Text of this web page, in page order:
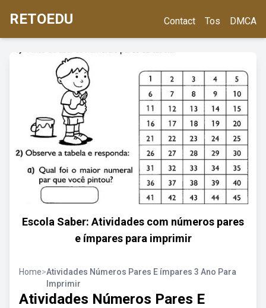
RETOEDU Contact Tos DMCA
Escola Saber: Atividades com números pares
e ímpares para imprimir
Home>Atividades Números Pares E ímpares 3 Ano Para
Imprimir
Atividades Números Pares E